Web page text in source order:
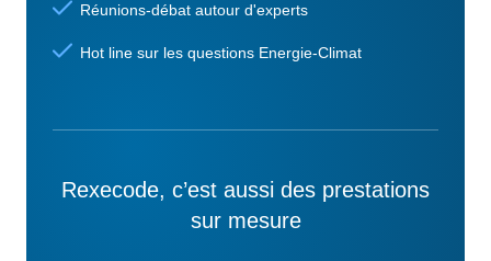
Réunions-débat autour d'experts
Hot line sur les questions Energie-Climat
Rexecode, c’est aussi des prestations
sur mesure